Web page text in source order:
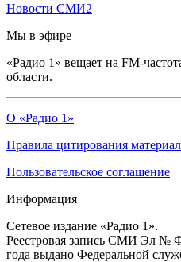
Новости СМИ2
Мы в эфире
«Радио 1» вещает на FM-
области.
О «Радио 1»
Правила цитирования
Пользовательское соглашение
Информация
Сетевое издание «Радио 1».
Реестровая запись СМИ Эл №
года выдано Федеральной